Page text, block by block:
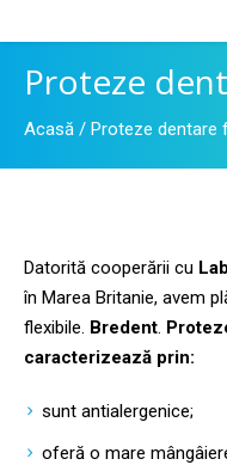
Proteze
Acasă / Proteze dentare
Datorită cooperării cu
în Marea Britanie, avem
flexibile. Bredent.
caracterizează prin:
sunt antialergenice;
oferă o mare